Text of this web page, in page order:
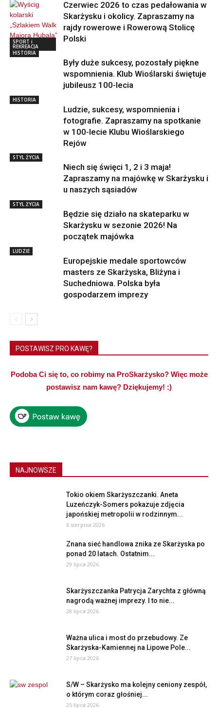
SPORT i
REKREACJA
Czerwiec 2026 to czas pedałowania w
Skarżysku i okolicy. Zapraszamy na
rajdy rowerowe i Rowerową Stolicę
Polski
HISTORIA
Były duże sukcesy, pozostały piękne
wspomnienia. Klub Wioślarski świętuje
jubileusz 100-lecia
HISTORIA
Ludzie, sukcesy, wspomnienia i
fotografie. Zapraszamy na spotkanie
w 100-lecie Klubu Wioślarskiego
Rejów
STYL ŻYCIA
Niech się święci 1, 2 i 3 maja!
Zapraszamy na majówkę w Skarżysku i
u naszych sąsiadów
STYL ŻYCIA
Będzie się działo na skateparku w
Skarżysku w sezonie 2026! Na
początek majówka
LUDZIE
Europejskie medale sportowców
masters ze Skarżyska, Bliżyna i
Suchedniowa. Polska była
gospodarzem imprezy
POSTAWISZ PRO KAWĘ?
Podoba Ci się to, co robimy na ProSkarżysko? Więc może
postawisz nam kawę? Dziękujemy! :)
NAJNOWSZE
Tokio okiem Skarżyszczanki. Aneta
Luzeńczyk-Somers pokazuje zdjęcia
japońskiej metropolii w rodzinnym...
6 sierpnia 2026
Znana sieć handlowa znika ze Skarżyska po
ponad 20 latach. Ostatnim...
29 lipca 2026
Skarżyszczanka Patrycja Zarychta z główną
nagrodą ważnej imprezy. I to nie...
28 lipca 2026
Ważna ulica i most do przebudowy. Ze
Skarżyska-Kamiennej na Lipowe Pole...
27 lipca 2026
S/W – Skarżysko ma kolejny ceniony zespół,
o którym coraz głośniej...
25 lipca 2026